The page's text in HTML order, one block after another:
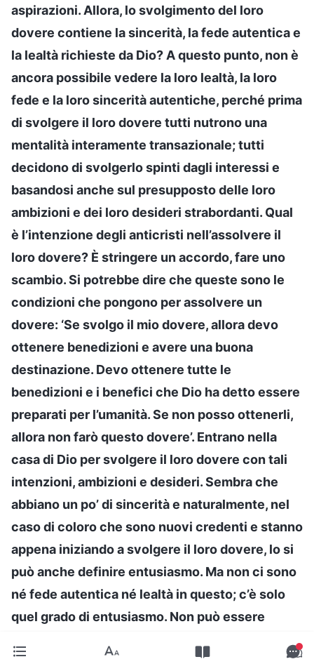
aspirazioni. Allora, lo svolgimento del loro
dovere contiene la sincerità, la fede autentica e
la lealtà richieste da Dio? A questo punto, non è
ancora possibile vedere la loro lealtà, la loro
fede e la loro sincerità autentiche, perché prima
di svolgere il loro dovere tutti nutrono una
mentalità interamente transazionale; tutti
decidono di svolgerlo spinti dagli interessi e
basandosi anche sul presupposto delle loro
ambizioni e dei loro desideri strabordanti. Qual
è l’intenzione degli anticristi nell’assolvere il
loro dovere? È stringere un accordo, fare uno
scambio. Si potrebbe dire che queste sono le
condizioni che pongono per assolvere un
dovere: ‘Se svolgo il mio dovere, allora devo
ottenere benedizioni e avere una buona
destinazione. Devo ottenere tutte le
benedizioni e i benefici che Dio ha detto essere
preparati per l’umanità. Se non posso ottenerli,
allora non farò questo dovere’. Entrano nella
casa di Dio per svolgere il loro dovere con tali
intenzioni, ambizioni e desideri. Sembra che
abbiano un po’ di sincerità e naturalmente, nel
caso di coloro che sono nuovi credenti e stanno
appena iniziando a svolgere il loro dovere, lo si
può anche definire entusiasmo. Ma non ci sono
né fede autentica né lealtà in questo; c’è solo
quel grado di entusiasmo. Non può essere
atteggiamento che gli anticristi hanno nei